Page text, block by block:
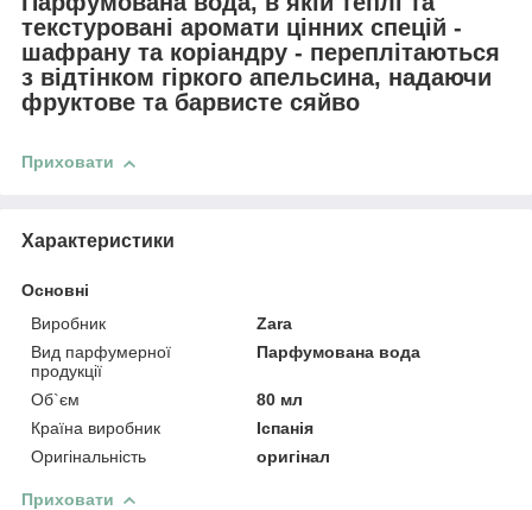
текстуровані аромати цінних спецій -
шафрану та коріандру - переплітаються
з відтінком гіркого апельсина, надаючи
фруктове та барвисте сяйво
Приховати
Характеристики
Основні
Виробник
Zara
Вид парфумерної
продукції
Парфумована вода
Об`єм
80 мл
Країна виробник
Іспанія
Оригінальність
оригінал
Приховати